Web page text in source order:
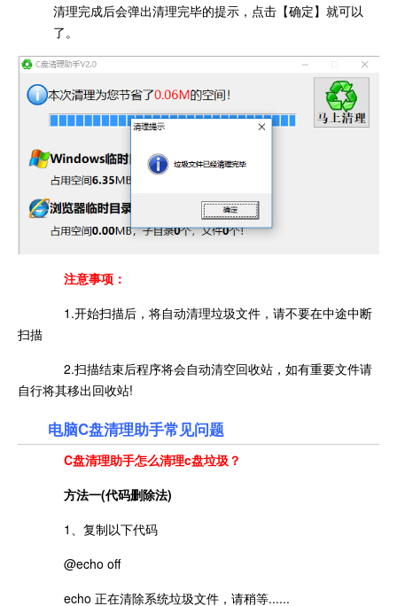
清理完成后会弹出清理完毕的提示，点击【确定】就可以
了。
注意事项：
1.开始扫描后，将自动清理垃圾文件，请不要在中途中断
扫描
2.扫描结束后程序将会自动清空回收站，如有重要文件请
自行将其移出回收站!
电脑C盘清理助手常见问题
C盘清理助手怎么清理c盘垃圾？
方法一(代码删除法)
1、复制以下代码
@echo off
echo 正在清除系统垃圾文件，请稍等......